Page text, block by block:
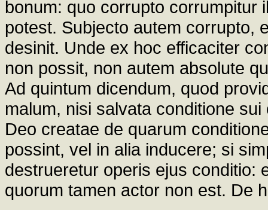
bonum: quo corrupto corrumpitur
potest. Subjecto autem corrupto,
desinit. Unde ex hoc efficaciter
non possit, non autem absolute
Ad quintum dicendum, quod
malum, nisi salvata conditione
Deo creatae de quarum
possint, vel in alia inducere; si
destrueretur operis ejus conditio:
quorum tamen actor non est. De